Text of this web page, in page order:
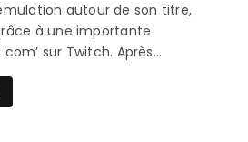
autour de son titre,
à une importante
sur Twitch. Après…